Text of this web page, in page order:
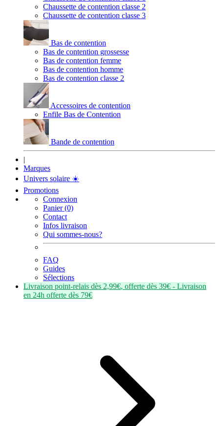
Chaussette de contention classe 2
Chaussette de contention classe 3
Bas de contention
Bas de contention grossesse
Bas de contention femme
Bas de contention homme
Bas de contention classe 2
Accessoires de contention
Enfile Bas de Contention
Bande de contention
|
Marques
Univers solaire ☀️
Promotions
Connexion
Panier (0)
Contact
Infos livraison
Qui sommes-nous?
FAQ
Guides
Sélections
Livraison point-relais dès 2,99€, offerte dès 39€ - Livraison
en 24h offerte dès 79€